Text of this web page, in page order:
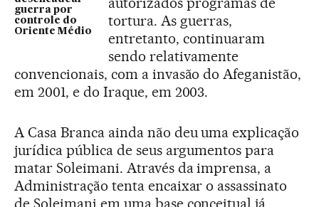
guerra por
controle do
Oriente Médio
tortura. As guerras,
entretanto, continuaram
sendo relativamente
convencionais, com a invasão do Afeganistão,
em 2001, e do Iraque, em 2003.
A Casa Branca ainda não deu uma explicação
jurídica pública de seus argumentos para
matar Soleimani. Através da imprensa, a
Administração tenta encaixar o assassinato
de Soleimani em uma base conceitual já